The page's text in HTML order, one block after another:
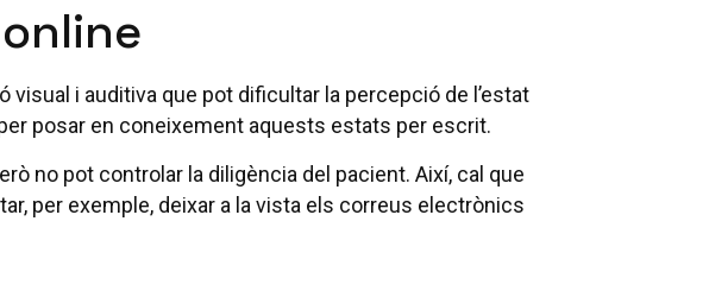
i auditiva que pot dificultar la percepció de l’estat
posar en coneixement aquests estats per escrit.
no pot controlar la diligència del pacient. Així, cal que
per exemple, deixar a la vista els correus electrònics